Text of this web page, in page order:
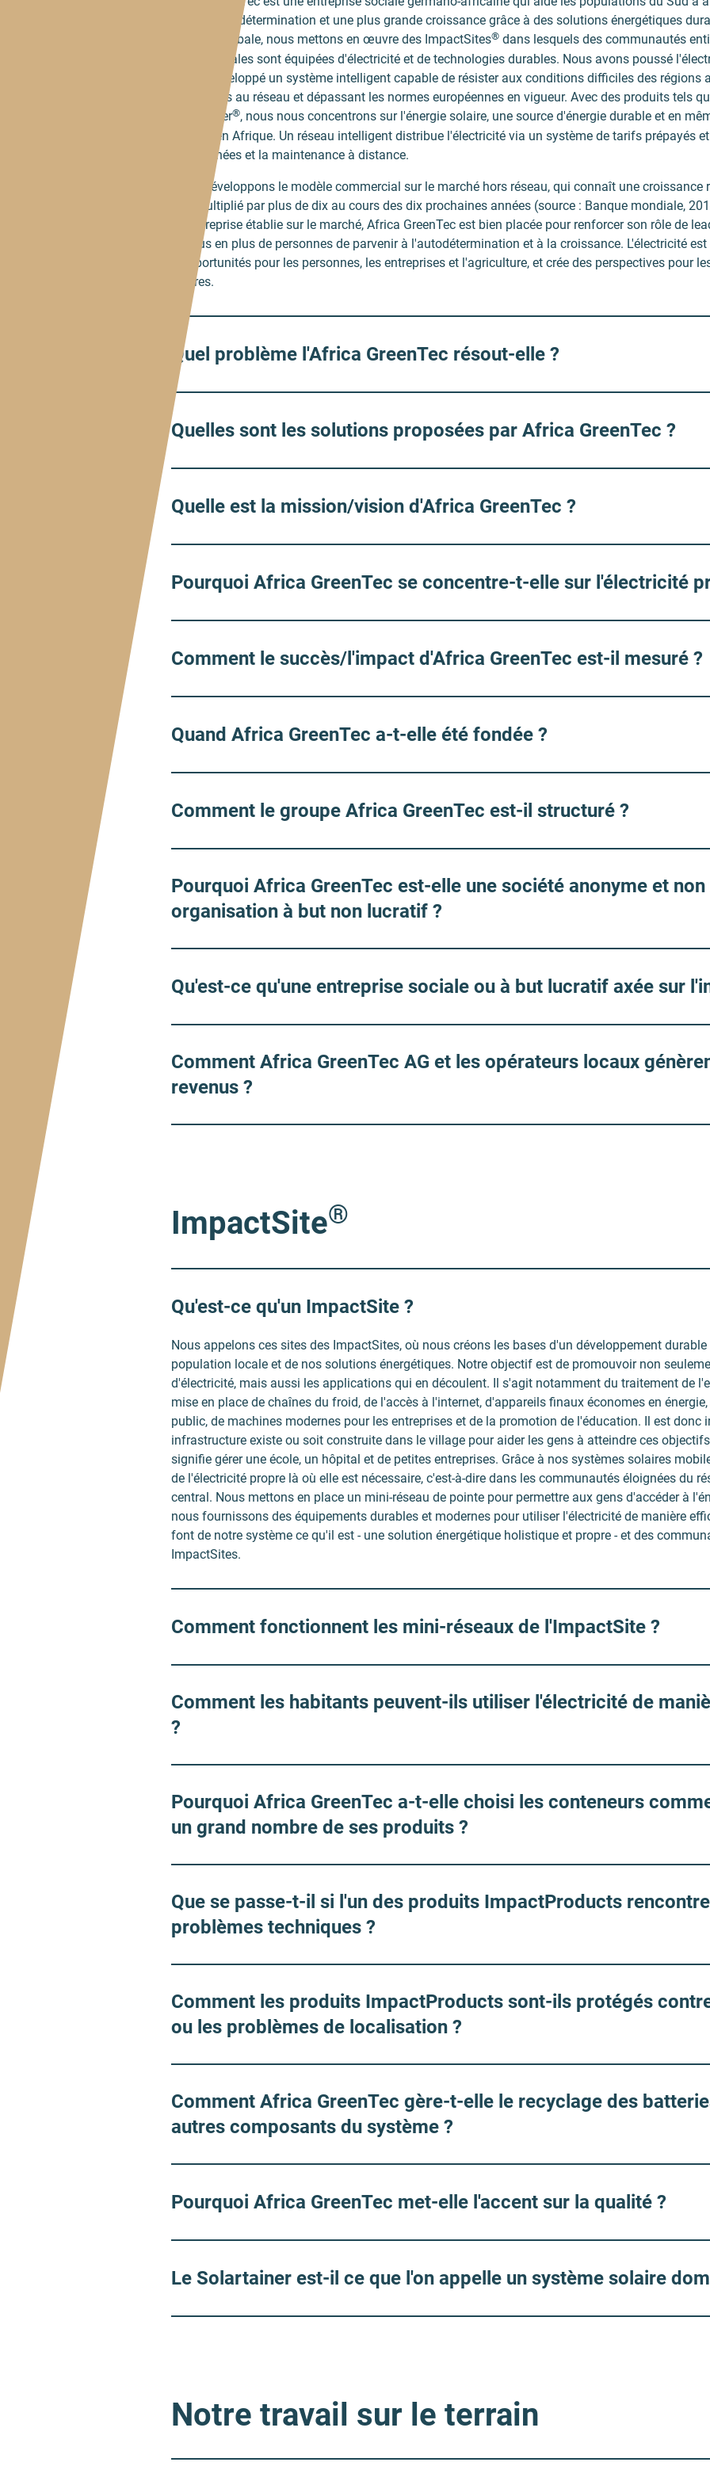
grande autodétermination et une plus grande croissance grâce à des solutions énergétiques
solution globale, nous mettons en œuvre des ImpactSites® dans lesquels des communautés
régions rurales sont équipées d'électricité et de technologies durables. Nous avons poussé
loin et développé un système intelligent capable de résister aux conditions difficiles des régions
raccordées au réseau et dépassant les normes européennes en vigueur. Avec des produits tels
Solartainer®, nous nous concentrons sur l'énergie solaire, une source d'énergie durable et en
logique en Afrique. Un réseau intelligent distribue l'électricité via un système de tarifs prépayés
des données et la maintenance à distance.
Nous développons le modèle commercial sur le marché hors réseau, qui connaît une croissance
être multiplié par plus de dix au cours des dix prochaines années (source : Banque mondiale,
qu'entreprise établie sur le marché, Africa GreenTec est bien placée pour renforcer son rôle de
de plus en plus de personnes de parvenir à l'autodétermination et à la croissance. L'électricité
d'opportunités pour les personnes, les entreprises et l'agriculture, et crée des perspectives pour
futures.
Quel problème l'Africa GreenTec résout-elle ?
Quelles sont les solutions proposées par Africa GreenTec ?
Quelle est la mission/vision d'Africa GreenTec ?
Pourquoi Africa GreenTec se concentre-t-elle sur l'électricité
Comment le succès/l'impact d'Africa GreenTec est-il mesuré ?
Quand Africa GreenTec a-t-elle été fondée ?
Comment le groupe Africa GreenTec est-il structuré ?
Pourquoi Africa GreenTec est-elle une société anonyme et non
organisation à but non lucratif ?
Qu'est-ce qu'une entreprise sociale ou à but lucratif axée sur
Comment Africa GreenTec AG et les opérateurs locaux
revenus ?
ImpactSite®
Qu'est-ce qu'un ImpactSite ?
Nous appelons ces sites des ImpactSites, où nous créons les bases d'un développement
population locale et de nos solutions énergétiques. Notre objectif est de promouvoir non
d'électricité, mais aussi les applications qui en découlent. Il s'agit notamment du traitement de
mise en place de chaînes du froid, de l'accès à l'internet, d'appareils finaux économes en
public, de machines modernes pour les entreprises et de la promotion de l'éducation. Il est donc
infrastructure existe ou soit construite dans le village pour aider les gens à atteindre ces
signifie gérer une école, un hôpital et de petites entreprises. Grâce à nos systèmes solaires
de l'électricité propre là où elle est nécessaire, c'est-à-dire dans les communautés éloignées du
central. Nous mettons en place un mini-réseau de pointe pour permettre aux gens d'accéder à
nous fournissons des équipements durables et modernes pour utiliser l'électricité de manière
font de notre système ce qu'il est - une solution énergétique holistique et propre - et des
ImpactSites.
Comment fonctionnent les mini-réseaux de l'ImpactSite ?
Comment les habitants peuvent-ils utiliser l'électricité de
?
Pourquoi Africa GreenTec a-t-elle choisi les conteneurs
un grand nombre de ses produits ?
Que se passe-t-il si l'un des produits ImpactProducts
problèmes techniques ?
Comment les produits ImpactProducts sont-ils protégés
ou les problèmes de localisation ?
Comment Africa GreenTec gère-t-elle le recyclage des
autres composants du système ?
Pourquoi Africa GreenTec met-elle l'accent sur la qualité ?
Le Solartainer est-il ce que l'on appelle un système solaire
Notre travail sur le terrain